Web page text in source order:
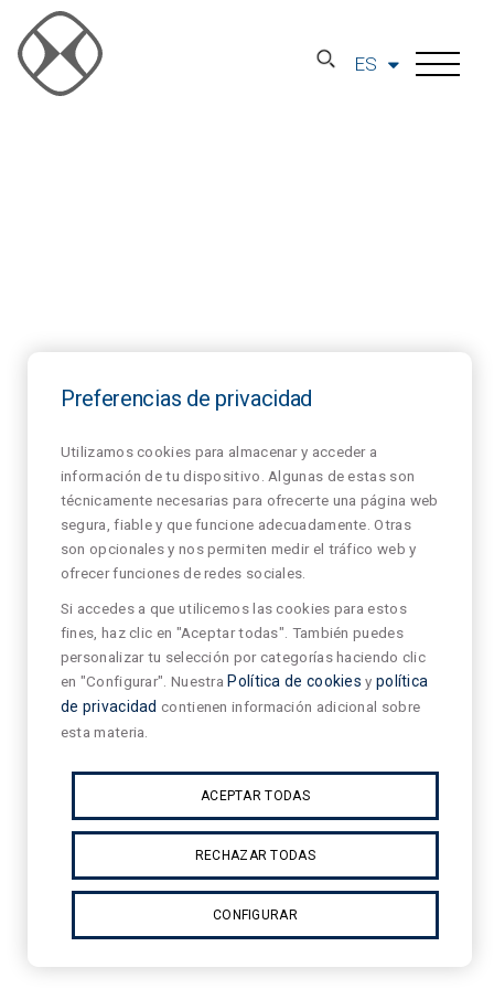
ES
Preferencias de privacidad
Utilizamos cookies para almacenar y acceder a
información de tu dispositivo. Algunas de estas son
técnicamente necesarias para ofrecerte una página web
segura, fiable y que funcione adecuadamente. Otras
son opcionales y nos permiten medir el tráfico web y
ofrecer funciones de redes sociales.
Si accedes a que utilicemos las cookies para estos
fines, haz clic en "Aceptar todas". También puedes
personalizar tu selección por categorías haciendo clic
en "Configurar". Nuestra Política de cookies y política
de privacidad contienen información adicional sobre
esta materia.
ACEPTAR TODAS
RECHAZAR TODAS
CONFIGURAR